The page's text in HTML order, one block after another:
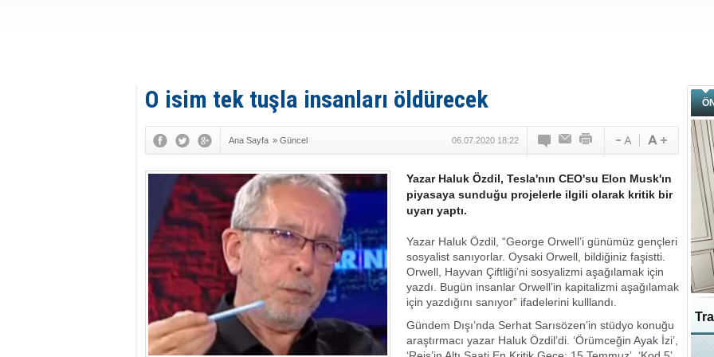
O isim tek tuşla insanları öldürecek
Ana Sayfa » Güncel 06.07.2020 18:22
Yazar Haluk Özdil, Tesla'nın CEO'su Elon Musk'ın
piyasaya sunduğu projelerle ilgili olarak kritik bir
uyarı yaptı.
Yazar Haluk Özdil, “George Orwell’i günümüz gençleri
sosyalist sanıyorlar. Oysaki Orwell, bildiğiniz faşistti.
Orwell, Hayvan Çiftliği’ni sosyalizmi aşağılamak için
yazdı. Bugün insanlar Orwell’in kapitalizmi aşağılamak
için yazdığını sanıyor” ifadelerini kulllandı.
Gündem Dışı’nda Serhat Sarısözen’in stüdyo konuğu
araştırmacı yazar Haluk Özdil’di. ‘Örümceğin Ayak İzi’,